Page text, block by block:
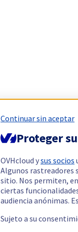
Continuar sin aceptar
Proteger
OVHcloud ysus socios
Algunos rastreadores
sitio. Nos permiten,
ciertas
audiencia anónimas.
Sujeto a su